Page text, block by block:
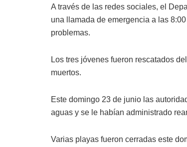
A través de las redes sociales, el
una llamada de emergencia a las
problemas.
Los tres jóvenes fueron rescatados
muertos.
Este domingo 23 de junio las
aguas y se le habían administrado
Varias playas fueron cerradas este